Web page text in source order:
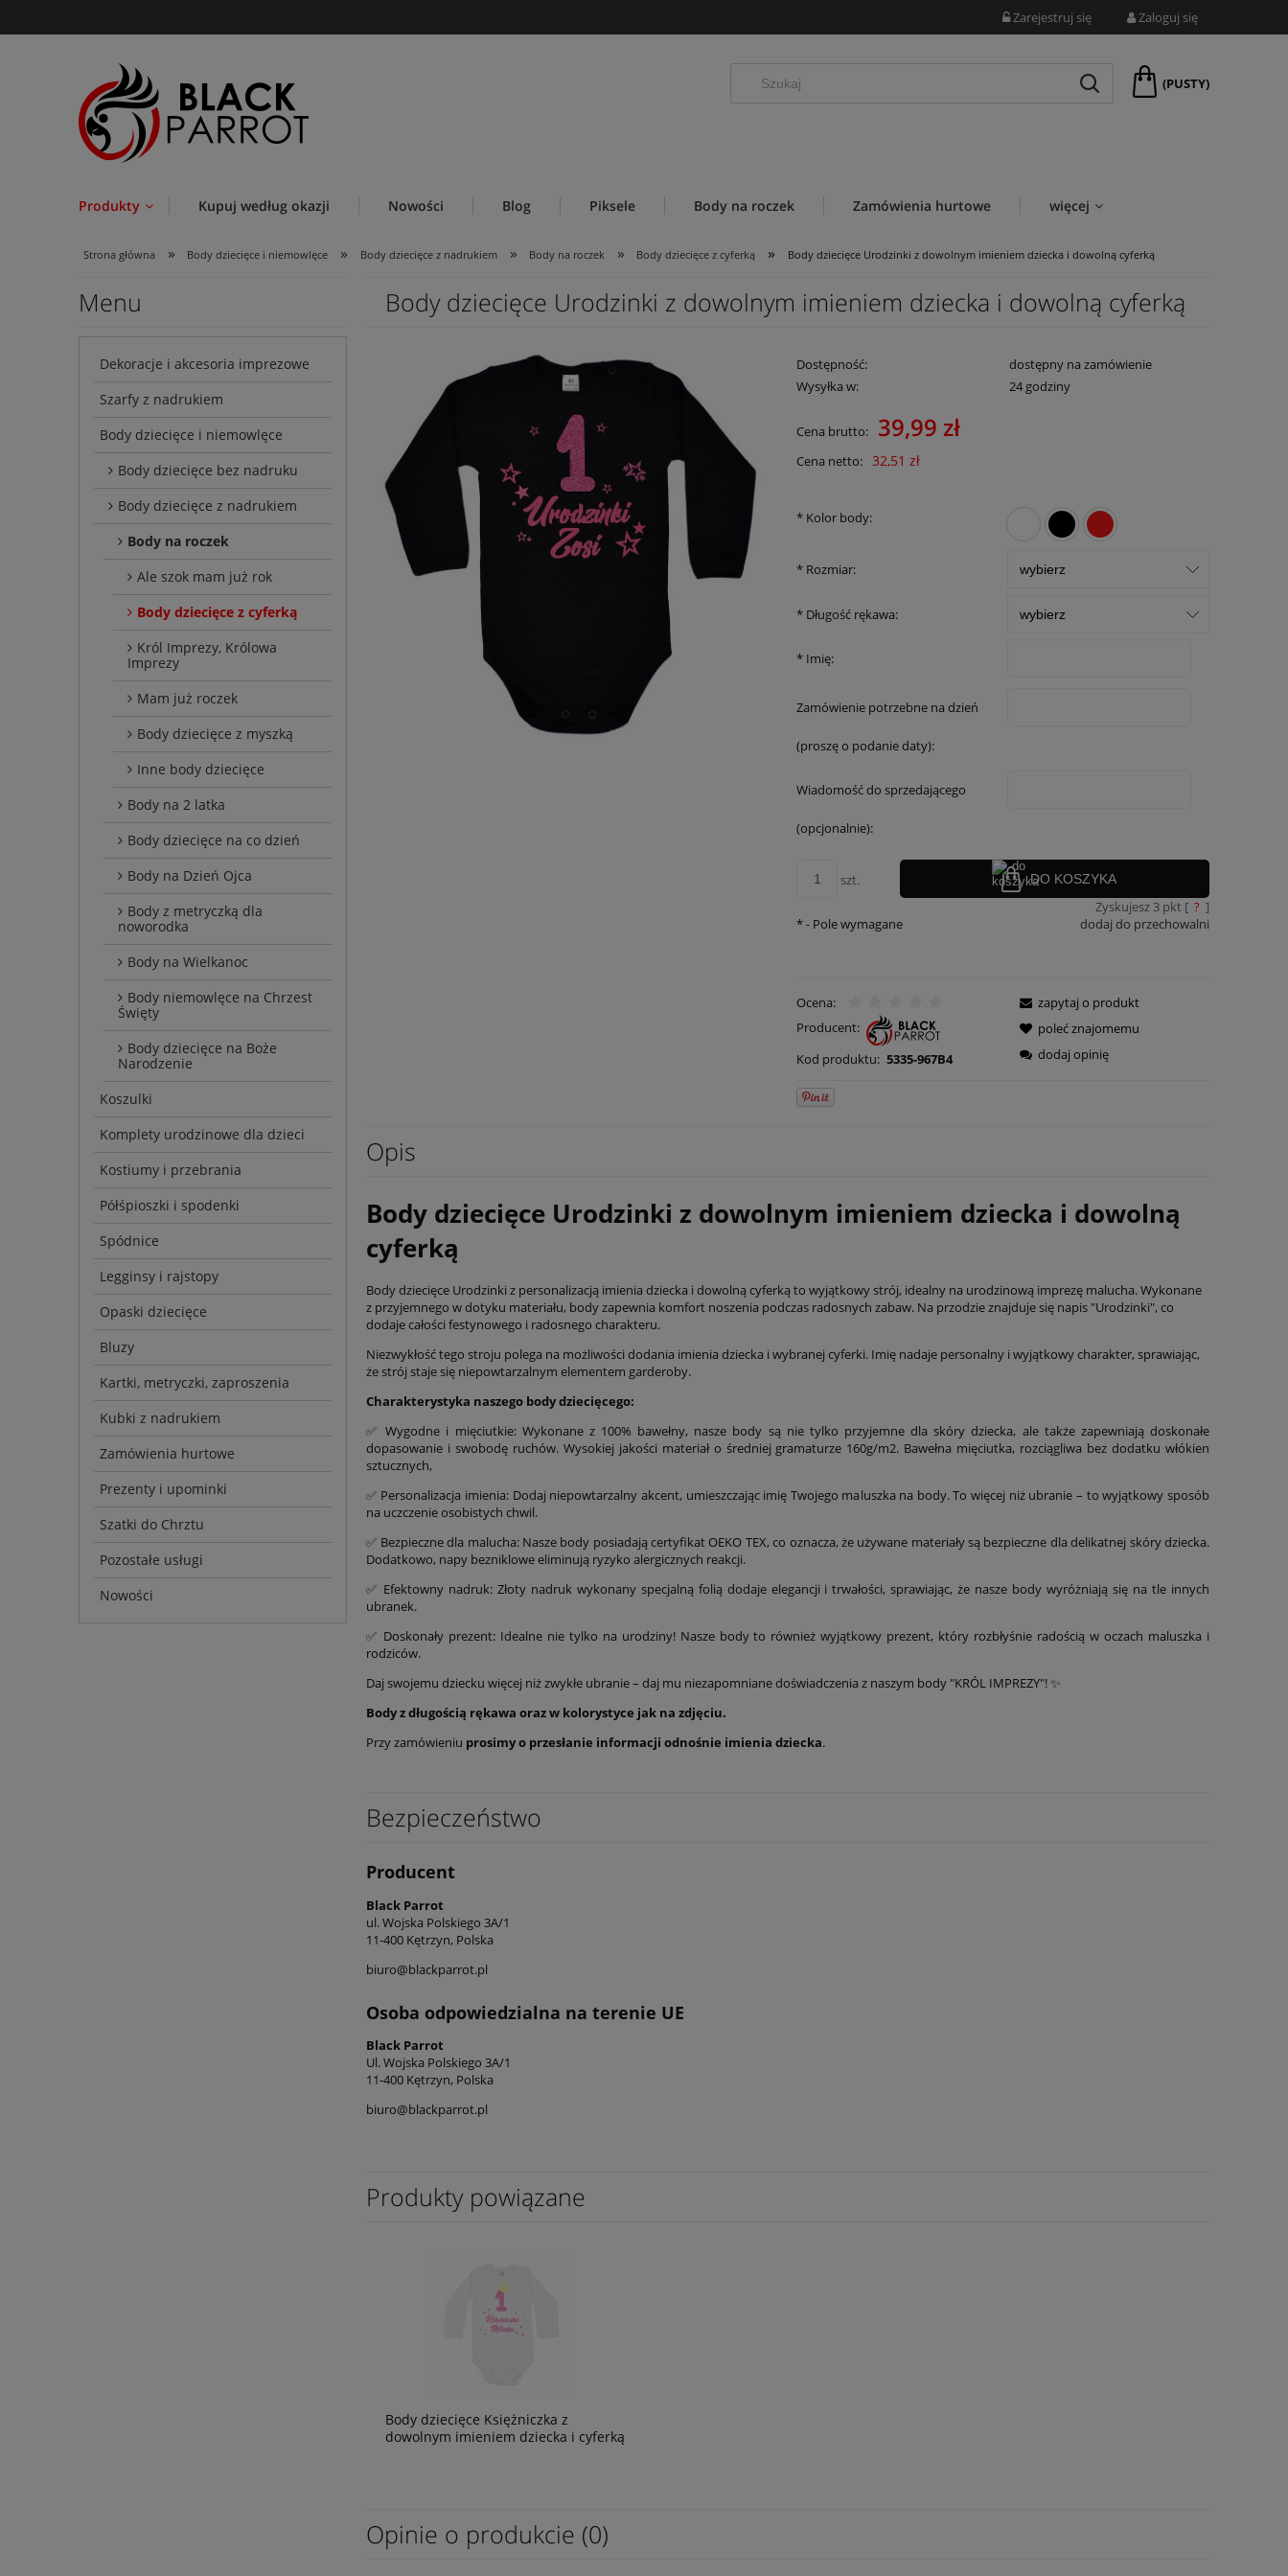
Zarejestruj się Zaloguj się
(PUSTY)
Produkty Kupuj według okazji Nowości Blog Piksele Body na roczek Zamówienia hurtowe więcej
Strona główna » Body dziecięce i niemowlęce » Body dziecięce z nadrukiem » Body na roczek » Body dziecięce z cyferką » Body dziecięce Urodzinki z dowolnym imieniem dziecka i dowolną cyferką
Menu
Dekoracje i akcesoria imprezowe
Szarfy z nadrukiem
Body dziecięce i niemowlęce
Body dziecięce bez nadruku
Body dziecięce z nadrukiem
Body na roczek
Ale szok mam już rok
Body dziecięce z cyferką
Król Imprezy, Królowa
Imprezy
Mam już roczek
Body dziecięce z myszką
Inne body dziecięce
Body na 2 latka
Body dziecięce na co dzień
Body na Dzień Ojca
Body z metryczką dla
noworodka
Body na Wielkanoc
Body niemowlęce na Chrzest
Święty
Body dziecięce na Boże
Narodzenie
Koszulki
Komplety urodzinowe dla dzieci
Kostiumy i przebrania
Półśpioszki i spodenki
Spódnice
Legginsy i rajstopy
Opaski dziecięce
Bluzy
Kartki, metryczki, zaproszenia
Kubki z nadrukiem
Zamówienia hurtowe
Prezenty i upominki
Szatki do Chrztu
Pozostałe usługi
Nowości
Body dziecięce Urodzinki z dowolnym imieniem dziecka i dowolną cyferką
Dostępność:
dostępny na zamówienie
Wysyłka w:
24 godziny
Cena brutto: 39,99 zł
Cena netto: 32,51 zł
* Kolor body:
* Rozmiar:
* Długość rękawa:
* Imię:
Zamówienie potrzebne na dzień
(proszę o podanie daty):
Wiadomość do sprzedającego
(opcjonalnie):
szt. DO KOSZYKA
Zyskujesz 3pkt [ ? ]
dodaj do przechowalni
*- Pole wymagane
Ocena:
Producent:
Kod produktu: 5335-967B4
zapytaj o produkt
poleć znajomemu
dodaj opinię
Opis
Body dziecięce Urodzinki z dowolnym imieniem dziecka i dowolną
cyferką
Body dziecięce Urodzinki z personalizacją imienia dziecka i dowolną cyferką to wyjątkowy strój, idealny na urodzinową imprezę malucha. Wykonane
z przyjemnego w dotyku materiału, body zapewnia komfort noszenia podczas radosnych zabaw. Na przodzie znajduje się napis "Urodzinki", co
dodaje całości festynowego i radosnego charakteru.
Niezwykłość tego stroju polega na możliwości dodania imienia dziecka i wybranej cyferki. Imię nadaje personalny i wyjątkowy charakter, sprawiając,
że strój staje się niepowtarzalnym elementem garderoby.
Charakterystyka naszego body dziecięcego:
✅️ Wygodne i mięciutkie: Wykonane z 100% bawełny, nasze body są nie tylko przyjemne dla skóry dziecka, ale także zapewniają doskonałe
dopasowanie i swobodę ruchów. Wysokiej jakości materiał o średniej gramaturze 160g/m2. Bawełna mięciutka, rozciągliwa bez dodatku włókien
sztucznych,
✅️ Personalizacja imienia: Dodaj niepowtarzalny akcent, umieszczając imię Twojego maluszka na body. To więcej niż ubranie – to wyjątkowy sposób
na uczczenie osobistych chwil.
✅️ Bezpieczne dla malucha: Nasze body posiadają certyfikat OEKO TEX, co oznacza, że używane materiały są bezpieczne dla delikatnej skóry dziecka.
Dodatkowo, napy bezniklowe eliminują ryzyko alergicznych reakcji.
✅️ Efektowny nadruk: Złoty nadruk wykonany specjalną folią dodaje elegancji i trwałości, sprawiając, że nasze body wyróżniają się na tle innych
ubranek.
✅️ Doskonały prezent: Idealne nie tylko na urodziny! Nasze body to również wyjątkowy prezent, który rozbłyśnie radością w oczach maluszka i
rodziców.
Daj swojemu dziecku więcej niż zwykłe ubranie – daj mu niezapomniane doświadczenia z naszym body "KRÓL IMPREZY"! ✨
Body z długością rękawa oraz w kolorystyce jak na zdjęciu.
Przy zamówieniu prosimy o przesłanie informacji odnośnie imienia dziecka.
Bezpieczeństwo
Producent
Black Parrot
ul. Wojska Polskiego 3A/1
11-400 Kętrzyn, Polska
biuro@blackparrot.pl
Osoba odpowiedzialna na terenie UE
Black Parrot
Ul. Wojska Polskiego 3A/1
11-400 Kętrzyn, Polska
biuro@blackparrot.pl
Produkty powiązane
Body dziecięce Księżniczka z
dowolnym imieniem dziecka i cyferką
Opinie o produkcie (0)